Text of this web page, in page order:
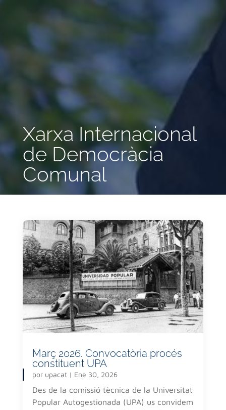
Xarxa Internacional
de Democràcia
Comunal
Març 2026. Convocatòria procés
constituent UPA
por upacat| Ene 30, 2026
Des de la comissió tècnica de la Universitat
Popular Autogestionada (UPA) us convidem